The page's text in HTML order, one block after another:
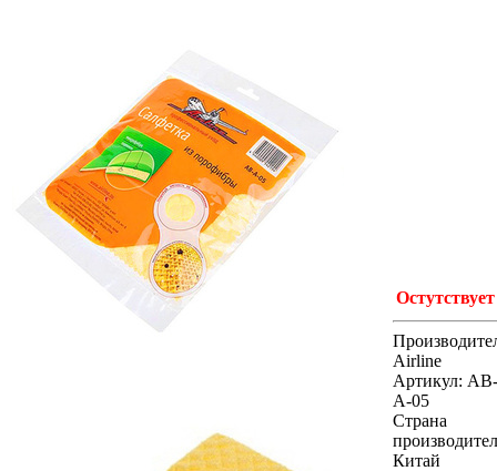
Остутствует
Airline
Артикул: AB-
A-05
Страна
Китай